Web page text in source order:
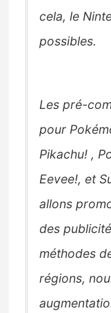
cela, le
possibles.
Les pré-
pour
Pikachu! ,
Eevee!, et
allons
des
méthodes
régions,